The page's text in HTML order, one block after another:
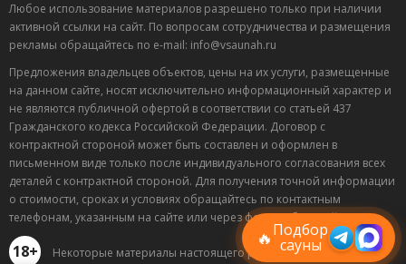
Бронировали на пару часов, чтобы отдохнуть с
друзьями. Финская парная отличная, прогревает как
надо. После парилки сразу нырнули в холодную купель,
очень бодрит. Цена устроила, условия для такой
стоимости достойные. После посидели за бильярдом,
хорошо провели время. В целом, отличный вариант на
вечер.
Полезный отзыв? Да(0) Нет(0)
Анжела о Сауна Феникс
28.06.2026 в 20:42
9
Любое использование материалов разрешено только при наличии
активной ссылки на сайт. По вопросам сотрудничества и размещения
рекламы обращайтесь по e-mail: info@vsaunah.ru
Предложения владельцев объектов, цены на их услуги, размещенные
на данном сайте, носят исключительно информационный характер и
не являются публичной офертой в соответствии со статьей 437
Гражданского кодекса Российской Федерации. Договор с
контрактной стороной может быть составлен и оформлен в
письменном виде только после индивидуального согласования всех
деталей с контрактной стороной. Для получения точной информации
о стоимости, сроках и условиях обращайтесь по контактным
телефонам, указанным на сайте или через форму обратной связи.
18+ Некоторые материалы настоящего раздела могут
🔥Подбор
сауны
Лучшие
спецпредложения
саун
Подписывайтесь в Telegram или MAX —
пришлём свежие скидки